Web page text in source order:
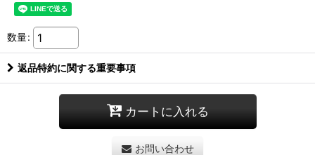
数量:
返品特約に関する重要事項
カートに入れる
お問い合わせ